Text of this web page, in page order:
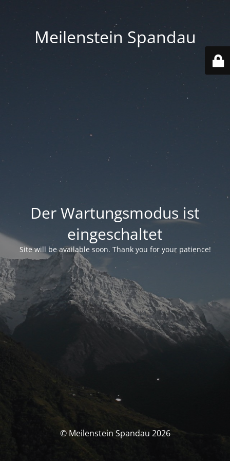
Meilenstein Spandau
Der Wartungsmodus ist
eingeschaltet
Site will be available soon. Thank you for your patience!
© Meilenstein Spandau 2026